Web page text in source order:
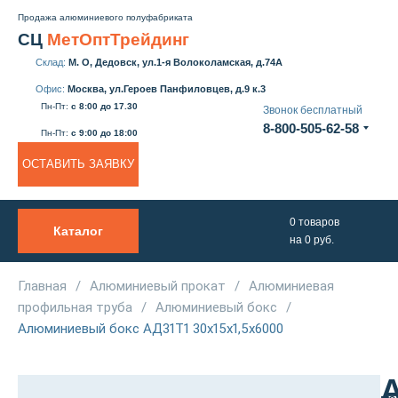
Продажа алюминиевого полуфабриката
СЦ МетОптТрейдинг
Склад: М. О, Дедовск, ул.1-я Волоколамская, д.74А
Офис: Москва, ул.Героев Панфиловцев, д.9 к.3
Пн-Пт: с 8:00 до 17.30
Пн-Пт: с 9:00 до 18:00
Звонок бесплатный
8-800-505-62-58
ОСТАВИТЬ ЗАЯВКУ
Каталог
0 товаров
на 0 руб.
Главная / Алюминиевый прокат / Алюминиевая
профильная труба / Алюминиевый бокс
/
Алюминиевый бокс АД31Т1 30х15х1,5х6000